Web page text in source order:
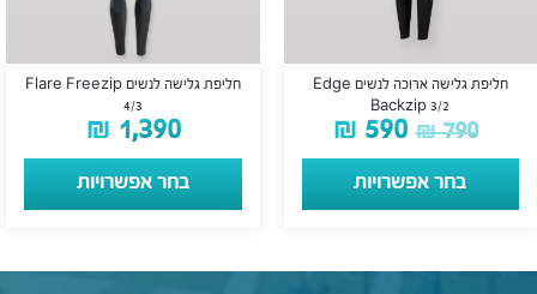
חליפת גלישה ארוכה לנשים Edge
Backzip 3/2
₪790
₪ 590
בחר אפשרויות
חליפת גלישה לנשים Flare Freezip
4/3
₪ 1,390
בחר אפשרויות